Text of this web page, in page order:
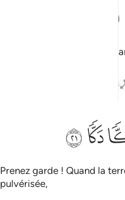
ﳃ
et aimez les richesses d’un
Réflexions
ﳊﳋ
Prenez garde ! Quand la
pulvérisée,